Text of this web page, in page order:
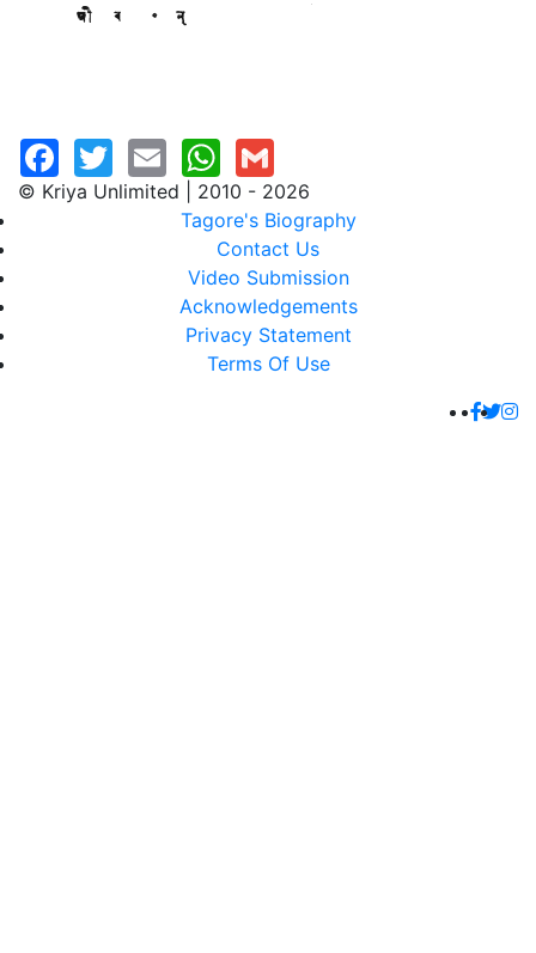
© Kriya Unlimited | 2010 - 2026
Tagore's Biography
Contact Us
Video Submission
Acknowledgements
Privacy Statement
Terms Of Use